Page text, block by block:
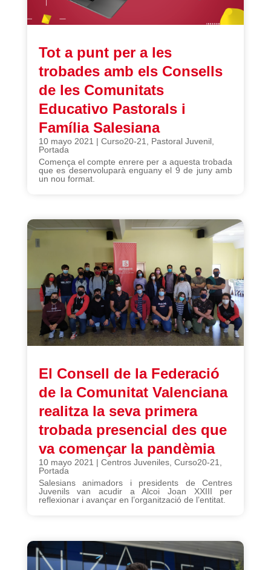
Tot a punt per a les
trobades amb els Consells
de les Comunitats
Educativo Pastorals i
Família Salesiana
10 mayo 2021 | Curso20-21 Pastoral Juvenil,
Portada
Comença el compte enrere per a aquesta trobada
que es desenvoluparà enguany el 9 de juny amb
un nou format.
El Consell de la Federació
de la Comunitat Valenciana
realitza la seva primera
trobada presencial des que
va començar la pandèmia
10 mayo 2021 | Centros Juveniles, Curso20-21,
Portada
Salesians animadors i presidents de Centres
Juvenils van acudir a Alcoi Joan XXIII per
reflexionar i avançar en l’organització de l’entitat.